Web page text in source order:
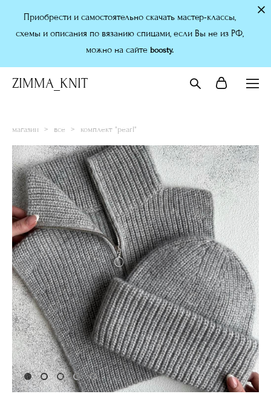
Приобрести и самостоятельно скачать мастер-классы,
схемы и описания по вязанию спицами, если Вы не из РФ,
можно на сайте boosty.
ZIMMA_KNIT
магазин > все > комплект "pearl"